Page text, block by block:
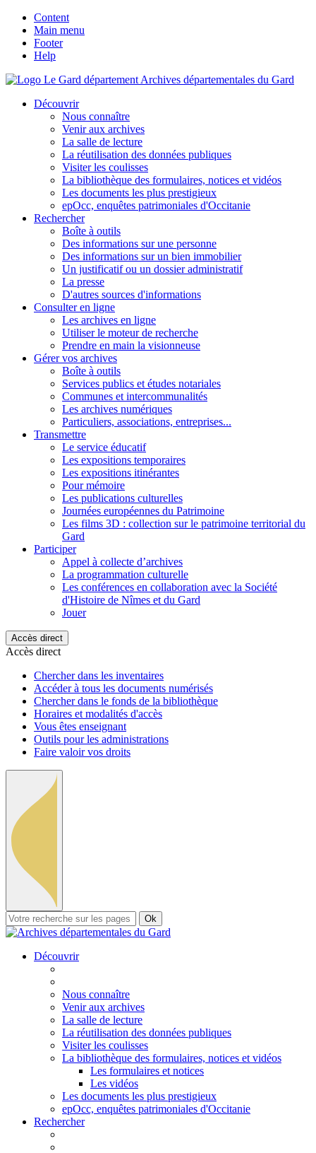
Content
Main menu
Footer
Help
Archives départementales du Gard
Découvrir
Nous connaître
Venir aux archives
La salle de lecture
La réutilisation des données publiques
Visiter les coulisses
La bibliothèque des formulaires, notices et vidéos
Les documents les plus prestigieux
epOcc, enquêtes patrimoniales d'Occitanie
Rechercher
Boîte à outils
Des informations sur une personne
Des informations sur un bien immobilier
Un justificatif ou un dossier administratif
La presse
D'autres sources d'informations
Consulter en ligne
Les archives en ligne
Utiliser le moteur de recherche
Prendre en main la visionneuse
Gérer vos archives
Boîte à outils
Services publics et études notariales
Communes et intercommunalités
Les archives numériques
Particuliers, associations, entreprises...
Transmettre
Le service éducatif
Les expositions temporaires
Les expositions itinérantes
Pour mémoire
Les publications culturelles
Journées européennes du Patrimoine
Les films 3D : collection sur le patrimoine territorial du
Gard
Participer
Appel à collecte d’archives
La programmation culturelle
Les conférences en collaboration avec la Société
d'Histoire de Nîmes et du Gard
Jouer
Accès direct
Accès direct
Chercher dans les inventaires
Accéder à tous les documents numérisés
Chercher dans le fonds de la bibliothèque
Horaires et modalités d'accès
Vous êtes enseignant
Outils pour les administrations
Faire valoir vos droits
Ok
Découvrir
Nous connaître
Venir aux archives
La salle de lecture
La réutilisation des données publiques
Visiter les coulisses
La bibliothèque des formulaires, notices et vidéos
Les formulaires et notices
Les vidéos
Les documents les plus prestigieux
epOcc, enquêtes patrimoniales d'Occitanie
Rechercher